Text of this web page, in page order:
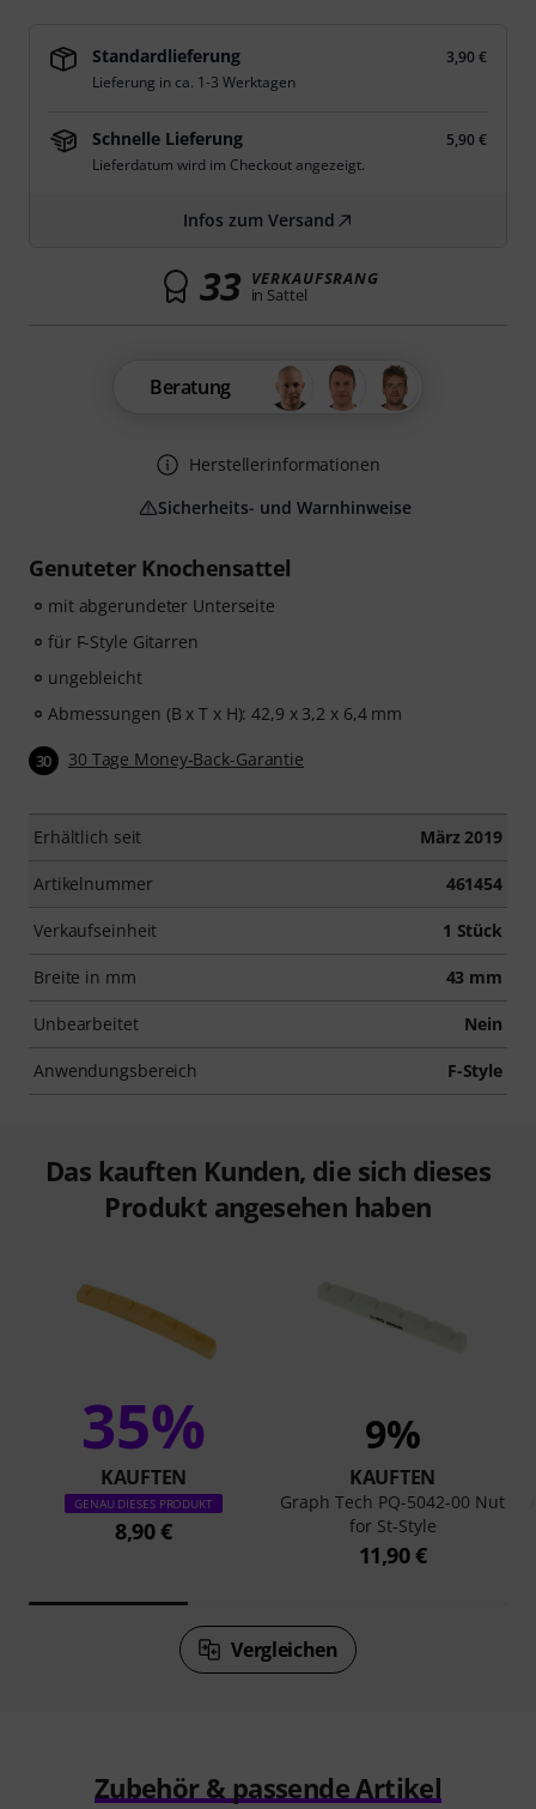
Genuteter Knochensattel
mit abgerundeter Unterseite
für F-Style Gitarren
ungebleicht
Abmessungen (B x T x H): 42,9 x 3,2 x 6,4 mm
30 30 Tage Money-Back-Garantie
Erhältlich seit März 2019
Artikelnummer 461454
Verkaufseinheit 1 Stück
Breite in mm 43 mm
Unbearbeitet Nein
Anwendungsbereich F-Style
Standardlieferung
3,90 €
Lieferung in ca. 1-3 Werktagen
Schnelle Lieferung
5,90 €
Lieferdatum wird im Checkout angezeigt.
Infos zum Versand
33 VERKAUFSRANG
in Sattel
Beratung
Herstellerinformationen
Sicherheits- und Warnhinweise
Das kauften Kunden, die sich dieses
Produkt angesehen haben
35%
KAUFTEN
GENAU DIESES PRODUKT
8,90 €
9%
KAUFTEN
Graph Tech PQ-5042-00 Nut
for St-Style
11,90 €
Vergleichen
Zubehör & passende Artikel